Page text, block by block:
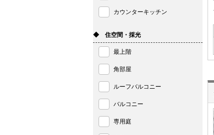
カウンターキッチン
◆ 住空間・採光
最上階
角部屋
ルーフバルコニー
バルコニー
専用庭